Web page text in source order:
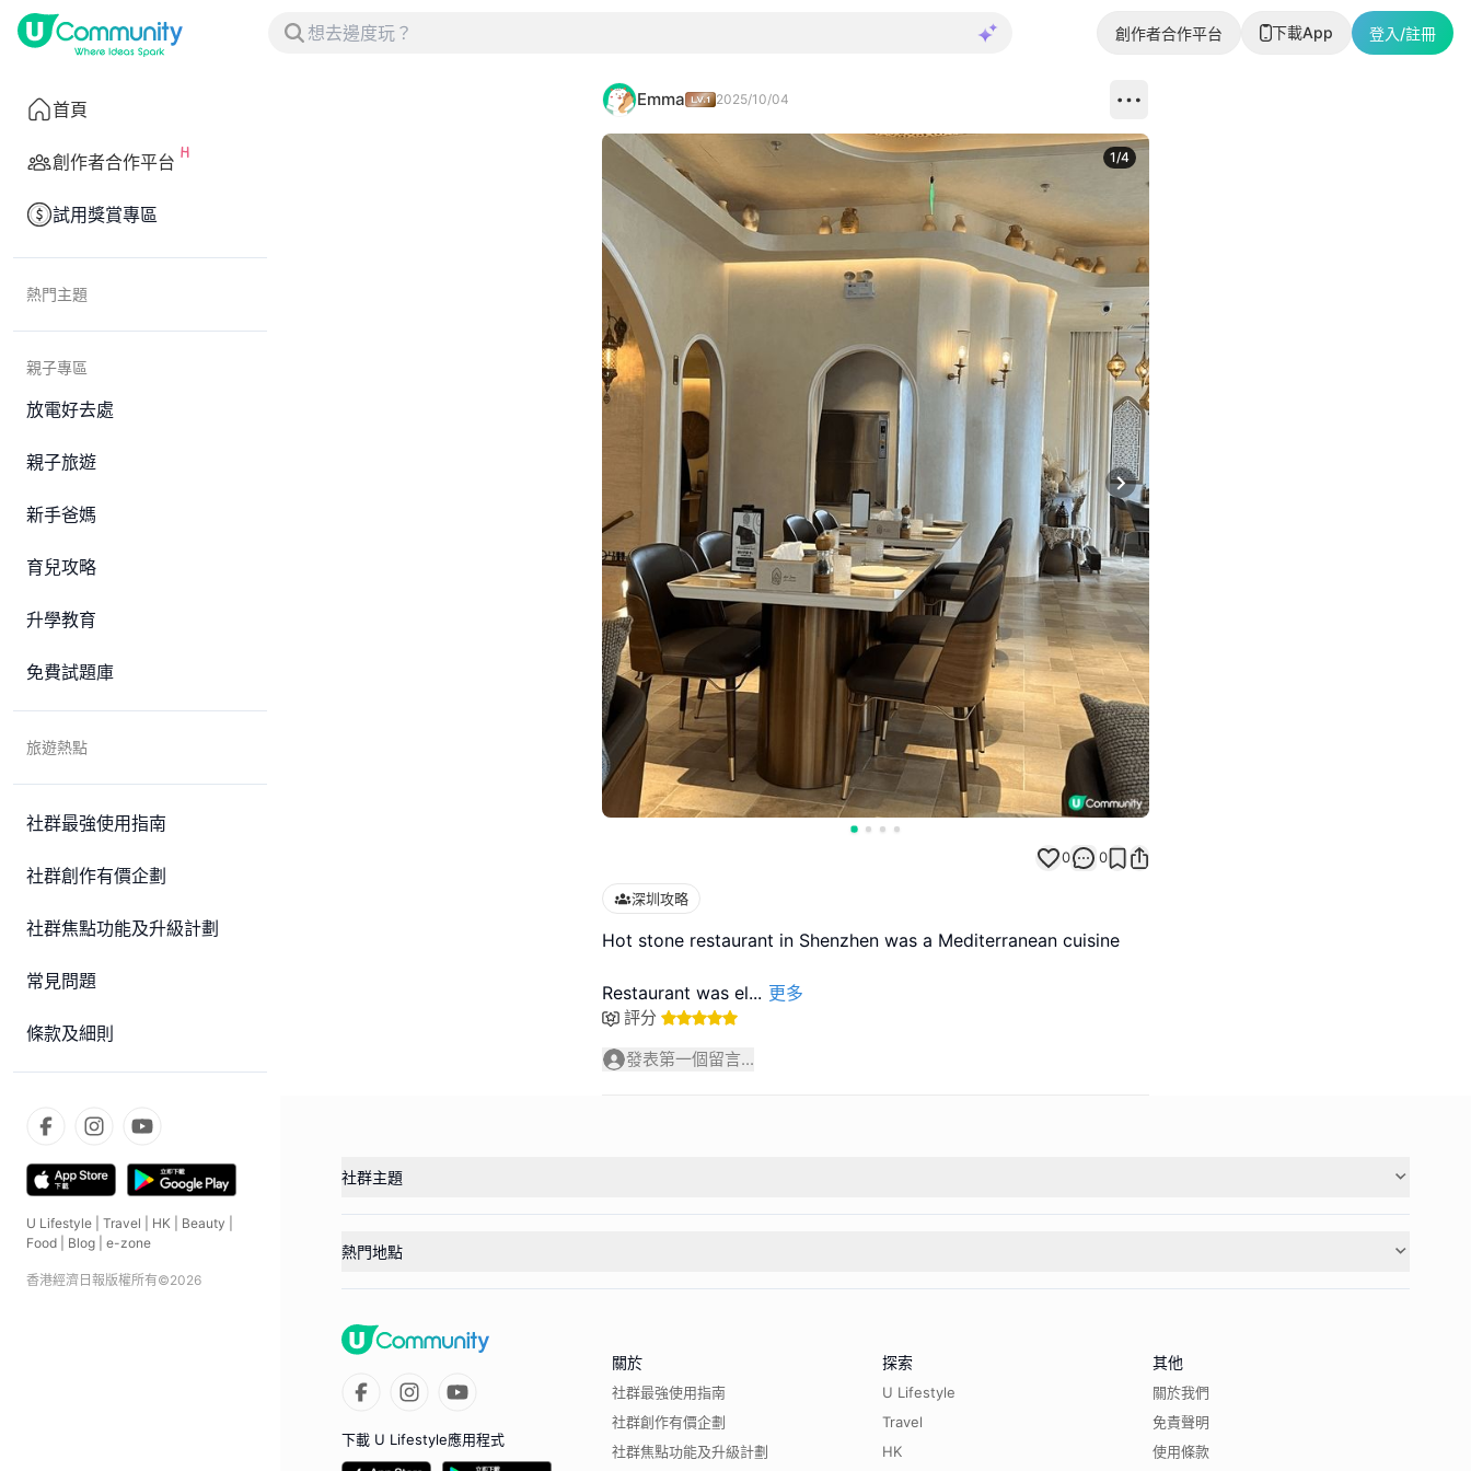
創作者合作平台 下載App 登入/註冊
首頁
創作者合作平台
試用獎賞專區
熱門主題
親子專區
放電好去處
親子旅遊
新手爸媽
育兒攻略
升學教育
免費試題庫
旅遊熱點
社群最強使用指南
社群創作有價企劃
社群焦點功能及升級計劃
常見問題
條款及細則
U Lifestyle Travel HK Beauty
Food
Blog e-zone
香港經濟日報版權所有©2026
Emma 2025/10/04
Next slide
1/4
0 0
深圳攻略
Hot stone restaurant in Shenzhen was a Mediterranean cuisine
Restaurant was el... 更多
評分
發表第一個留言...
社群主題
熱門地點
下載 U Lifestyle應用程式
關於
社群最強使用指南
社群創作有價企劃
社群焦點功能及升級計劃
探索
U Lifestyle
Travel
HK
其他
關於我們
免責聲明
使用條款